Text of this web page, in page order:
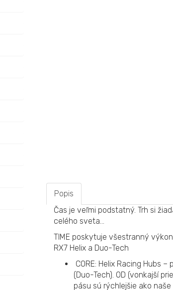
Popis
Čas je veľmi podstatný. Trh si
celého sveta...
TIME poskytuje všestranný
RX7 Helix a Duo-Tech
CORE: Helix Racing Hubs
(Duo-Tech). OD (vonkajší
pásu sú rýchlejšie ako